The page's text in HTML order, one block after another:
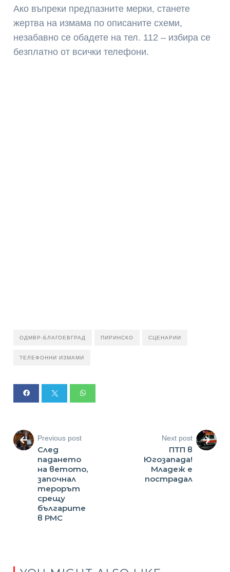
Ако въпреки предпазните мерки, станете
жертва на измама по описаните схеми,
незабавно се обадете на тел. 112 – избира се
безплатно от всички телефони.
ОДМВР-БЛАГОЕВГРАД ПИРИНСКО СЦЕНАРИИ
ТЕЛЕФОННИ ИЗМАМИ
Previous post
След
падането
на ветото,
започнал
терорът
срещу
българите
в РМС
Next post
ПТП в
Югозапада!
Младеж е
пострадал